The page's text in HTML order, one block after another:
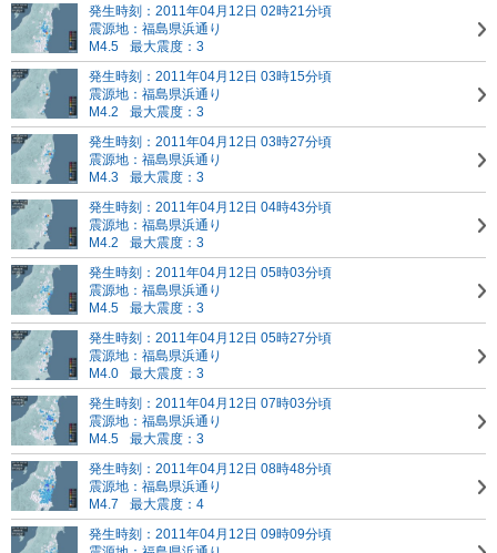
発生時刻：2011年04月12日 02時21分頃
震源地：福島県浜通り
M4.5
最大震度：3
発生時刻：2011年04月12日 03時15分頃
震源地：福島県浜通り
M4.2
最大震度：3
発生時刻：2011年04月12日 03時27分頃
震源地：福島県浜通り
M4.3
最大震度：3
発生時刻：2011年04月12日 04時43分頃
震源地：福島県浜通り
M4.2
最大震度：3
発生時刻：2011年04月12日 05時03分頃
震源地：福島県浜通り
M4.5
最大震度：3
発生時刻：2011年04月12日 05時27分頃
震源地：福島県浜通り
M4.0
最大震度：3
発生時刻：2011年04月12日 07時03分頃
震源地：福島県浜通り
M4.5
最大震度：3
発生時刻：2011年04月12日 08時48分頃
震源地：福島県浜通り
M4.7
最大震度：4
発生時刻：2011年04月12日 09時09分頃